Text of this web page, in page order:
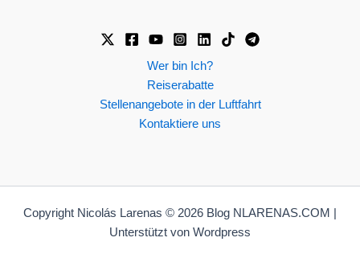
Wer bin Ich?
Reiserabatte
Stellenangebote in der Luftfahrt
Kontaktiere uns
Copyright Nicolás Larenas © 2026 Blog NLARENAS.COM |
Unterstützt von Wordpress